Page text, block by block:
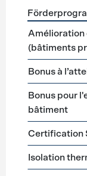
Amélioration
(bâtiments
Bonus à
Bonus pour
bâtiment
Certification
Isolation